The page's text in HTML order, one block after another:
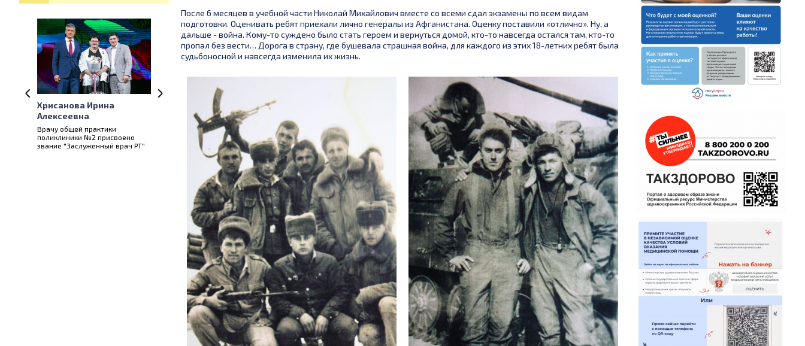
После 6 месяцев в учебной части Николай Михайлович вместе со всеми сдал экзамены по всем видам
подготовки. Оценивать ребят приехали лично генералы из Афганистана. Оценку поставили «отлично». Ну, а
дальше - война. Кому-то суждено было стать героем и вернуться домой, кто-то навсегда остался там, кто-то
пропал без вести… Дорога в страну, где бушевала страшная война, для каждого из этих 18-летних ребят была
судьбоносной и навсегда изменила их жизнь.
Касимова Роза
Габдулхаковна
Заведующей отделом
экспертизы качества
медицинской помощи
поликлиники №1 НЦРМБ
присвоено почётное звание
"Заслуженный врач Республики
Суслова Людмила
Викторовна
Врачу-онкологу присвоено
звание "Заслуженный врач
Республики Татарстан"
Киямутдиновна Ганиева
Заведующая инфекционным
отделением ГАУЗ "НЦРМБ"
награждена медалью Луки
Крымского.
Фаиля Кашафутдинова
Заведующей стационаром
дневного пребывания
поликлиники №1 присвоено
звание "Заслуженный врач
Республики Татарстан"
Андрей Николаевич
Пронин
Заведующий отделением - врач
рентгенолог отделения лучевой
диагностики присвоего звание
«Заслуженный врач Республики
Татарстан»
"Заслуженный врач
Татарстан"